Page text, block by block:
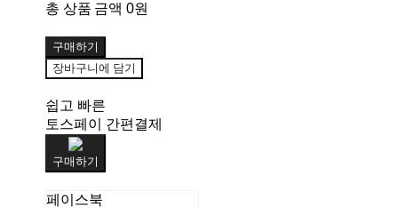
총 상품 금액 0원
구매하기
장바구니에 담기
쉽고 빠른
토스페이 간편결제
구매하기
페이스북